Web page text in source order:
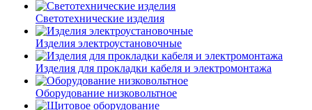
Светотехнические изделия
Изделия электроустановочные
Изделия для прокладки кабеля и электромонтажа
Оборудование низковольтное